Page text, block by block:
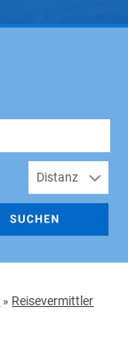
» Reisevermittler